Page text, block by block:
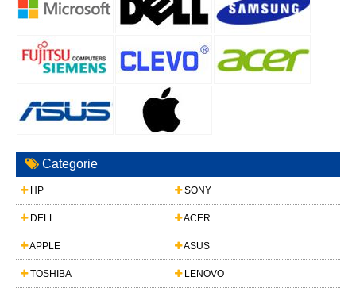
Categorie
HP SONY
DELL ACER
APPLE ASUS
TOSHIBA LENOVO